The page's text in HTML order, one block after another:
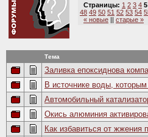
Страницы: 1 2 3 4 5
48 49 50 51 52 53 54
« новые || старые »
Тема
Заливка епоксиднова
В источнике воды,
Автомобильный
Окись алюминия
Как избавиться от жжения